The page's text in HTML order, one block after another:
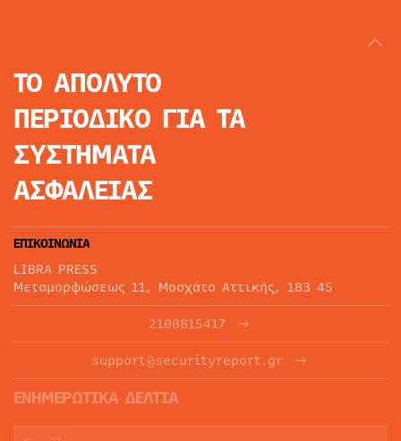
ΤΟ ΑΠΟΛΥΤΟ
ΠΕΡΙΟΔΙΚΟ ΓΙΑ ΤΑ
ΣΥΣΤΗΜΑΤΑ
ΑΣΦΑΛΕΙΑΣ
ΕΠΙΚΟΙΝΩΝΙΑ
LIBRA PRESS
Μεταμορφώσεως 11, Μοσχάτο Αττικής, 183 45
2108815417
support@securityreport.gr
ΕΝΗΜΕΡΩΤΙΚΑ ΔΕΛΤΙΑ